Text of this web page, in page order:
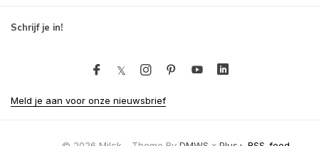
Schrijf je in!
Meld je aan voor onze nieuwsbrief